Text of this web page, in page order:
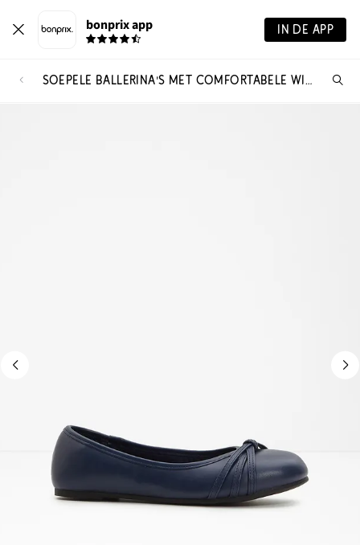
bonprix app IN DE APP
SOEPELE BALLERINA'S MET COMFORTABELE WIJDTE